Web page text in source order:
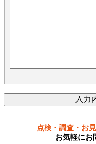
点検・調査・お
お気軽にお